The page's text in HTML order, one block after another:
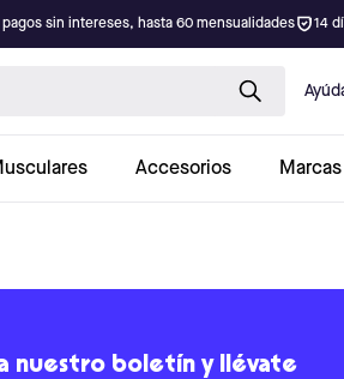
pagos sin intereses, hasta 60 mensualidades 14
Accesorios Marcas
nuestro boletín y llévate